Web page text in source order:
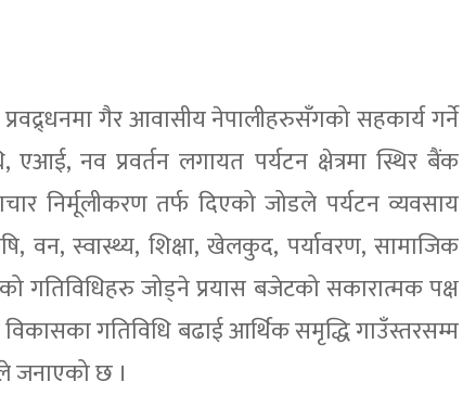
गैर आवासीय नेपालीहरुसँगको सहकार्य गर्ने
नव प्रवर्तन लगायत पर्यटन क्षेत्रमा स्थिर बैंक
निर्मूलीकरण तर्फ दिएको जोडले पर्यटन व्यवसाय
स्वास्थ्य, शिक्षा, खेलकुद, पर्यावरण, सामाजिक
गतिविधिहरु जोड्ने प्रयास बजेटको सकारात्मक पक्ष
गतिविधि बढाई आर्थिक समृद्धि गाउँस्तरसम्म
जनाएको छ ।